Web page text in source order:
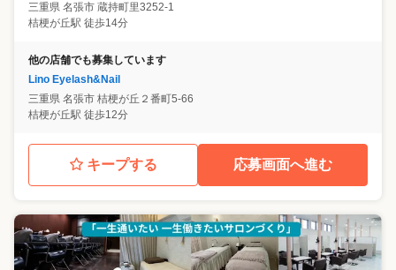
三重県 名張市 蔵持町里3252-1
桔梗が丘駅 徒歩14分
他の店舗でも募集しています
Lino Eyelash&Nail
三重県 名張市 桔梗が丘２番町5-66
桔梗が丘駅 徒歩12分
キープする 応募画面へ進む